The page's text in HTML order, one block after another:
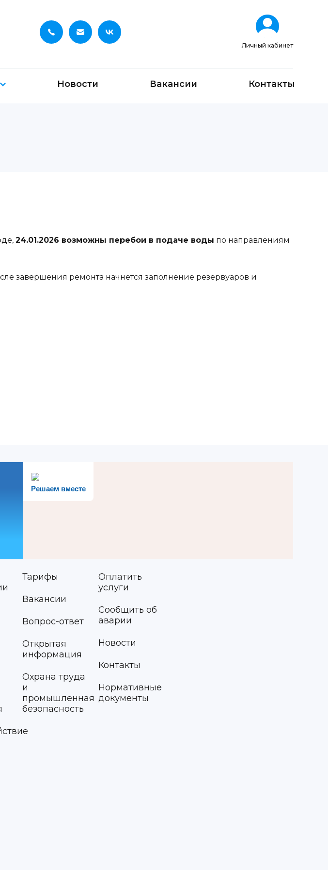
Личный кабинет
Новости Вакансии Контакты
24.01.2026 возможны перебои в подаче воды по направлениям
завершения ремонта начнется заполнение резервуаров и
Решаем вместе
Тарифы
Вакансии
Вопрос-ответ
Открытая
информация
Охрана труда
и
промышленная
безопасность
Оплатить
услуги
Сообщить об
аварии
Новости
Контакты
Нормативные
документы